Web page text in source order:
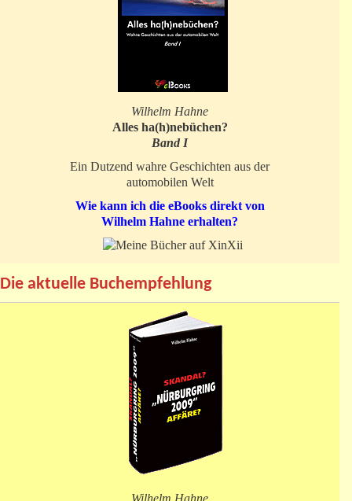
Wilhelm Hahne
Alles ha(h)nebüchen?
Band I
Ein Dutzend wahre Geschichten aus der
automobilen Welt
Wie kann ich die eBooks direkt von
Wilhelm Hahne erhalten?
Die aktuelle Buchempfehlung